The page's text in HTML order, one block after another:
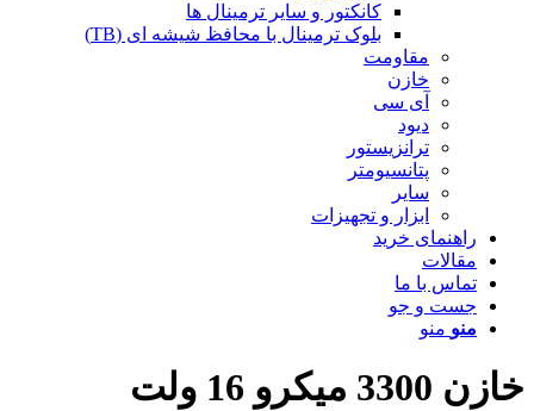
کانکتور و سایر ترمینال ها
بلوک ترمینال با محافظ شیشه ای (TB)
مقاومت
خازن
آی سی
دیود
ترانزیستور
پتانسیومتر
سایر
ابزار و تجهیزات
راهنمای خرید
مقالات
تماس با ما
جست و جو
منو منو
خازن 3300 میکرو 16 ولت